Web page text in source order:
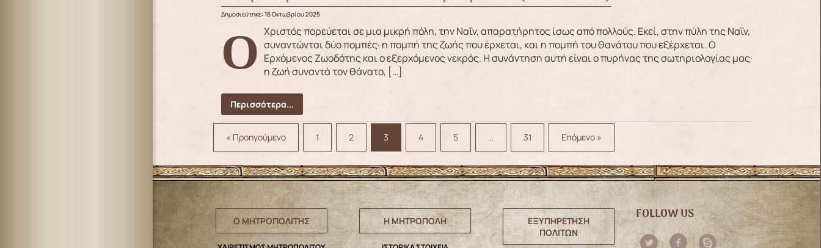
Δημοσιεύτηκε: 16 Οκτωβρίου 2025
Ο Χριστός πορεύεται σε μια μικρή πόλη, την Ναΐν, απαρατήρητος ίσως από πολλούς. Εκεί, στην πύλη της Ναΐν, συναντώνται δύο πομπές· η πομπή της ζωής που έρχεται, και η πομπή του θανάτου που εξέρχεται. Ο
Ερχόμενος Ζωοδότης και ο εξερχόμενος νεκρός. Η συνάντηση αυτή είναι ο πυρήνας της σωτηριολογίας μας·
η ζωή συναντά τον θάνατο, […]
Περισσότερα...
« Προηγούμενο 1 2 3 4 5 … 31 Επόμενο »
Ο ΜΗΤΡΟΠΟΛΙΤΗΣ Η ΜΗΤΡΟΠΟΛΗ
ΕΞΥΠΗΡΕΤΗΣΗ
ΠΟΛΙΤΩΝ
FOLLOW US